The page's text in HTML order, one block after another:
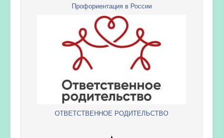
Профориентация в России
ОТВЕТСТВЕННОЕ РОДИТЕЛЬСТВО